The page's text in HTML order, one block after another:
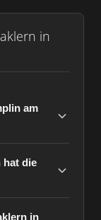
in
am
hat die
in